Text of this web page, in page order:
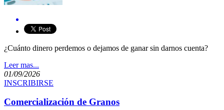
¿Cuánto dinero perdemos o dejamos de ganar sin darnos cuenta?
Leer mas...
01/09/2026
INSCRIBIRSE
Comercialización de Granos